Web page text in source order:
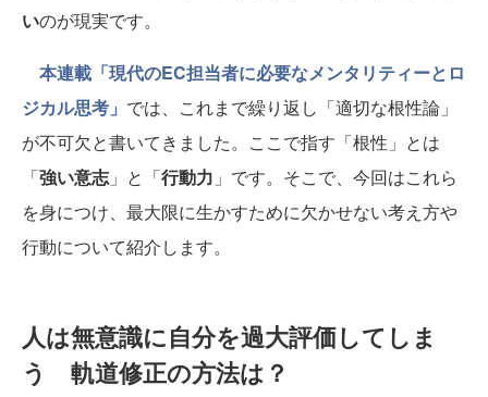
いのが現実です。
本連載「現代のEC担当者に必要なメンタリティーとロ
ジカル思考」 では、これまで繰り返し「適切な根性論」
が不可欠と書いてきました。ここで指す「根性」とは
「強い意志」と「行動力 」です。そこで、今回はこれら
を身につけ、最大限に生かすために欠かせない考え方や
行動について紹介します。
人は無意識に自分を過大評価してしま
う 軌道修正の方法は？